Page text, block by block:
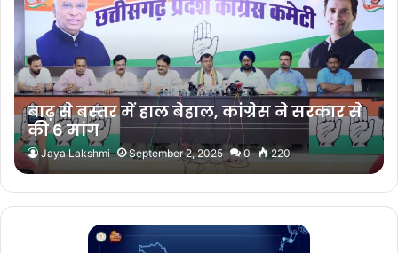
बाढ़ से बस्तर में हाल बेहाल, कांग्रेस ने सरकार से
की 6 मांग
Jaya Lakshmi September 2, 2025 0 220